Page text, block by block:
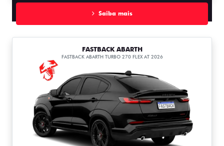
Saiba mais
FASTBACK ABARTH
FASTBACK ABARTH TURBO 270 FLEX AT 2026